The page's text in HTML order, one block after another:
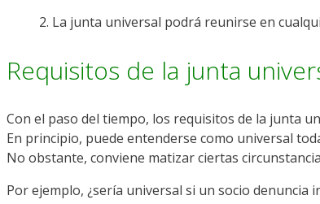
2. La junta universal podrá reunirse en
Requisitos de la junta
Con el paso del tiempo, los requisitos de la junta
En principio, puede entenderse como universal
No obstante, conviene matizar ciertas
Por ejemplo, ¿sería universal si un socio denuncia